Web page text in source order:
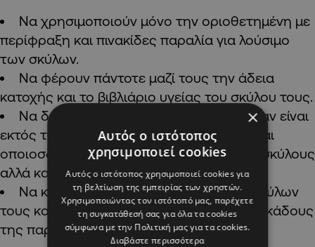
Να χρησιμοποιούν μόνο την οριοθετημένη με
περίφραξη και πινακίδες παραλία για λούσιμο
των σκύλων.
Να φέρουν πάντοτε μαζί τους την άδεια
κατοχής και το βιβλιάριο υγείας του σκύλου τους.
Να δένουν με λουρί τον σκύλο τους όταν είναι
εκτός της θάλασσας ώστε να αποφεύγεται
οποιοσδήποτε κίνδυνος για τους άλλους σκύλους
αλλά και τους λουόμενους.
Να καθαρίζουν τα περιττώματα των σκύλων
τους και να χρησιμοποιούν τους ειδικούς κάδους
της παραλίας.
×
Αυτός ο ιστότοπος
χρησιμοποιεί cookies
Αυτός ο ιστότοπος χρησιμοποιεί cookies για
τη βελτίωση της εμπειρίας των χρηστών.
Χρησιμοποιώντας τον ιστότοπό μας, παρέχετε
τη συγκατάθεσή σας για όλα τα cookies
σύμφωνα με την Πολιτική μας για τα cookies.
Διαβάστε περισσότερα